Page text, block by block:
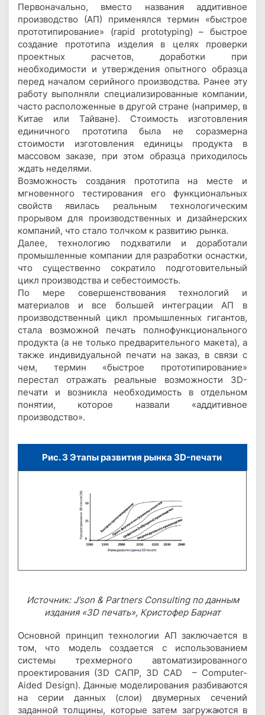
Первоначально, вместо названия аддитивное
производство (АП) применялся термин «быстрое
прототипирование» (rapid prototyping) – быстрое
создание прототипа изделия в целях проверки
проектных расчетов, доработки при
необходимости и утверждения опытного образца
перед началом серийного производства. Ранее эту
работу выполняли специализированные компании,
часто расположенные в другой стране (например, в
Китае или Тайване). Стоимость изготовления
единичного прототипа была не соразмерна
стоимости изготовления единицы продукта в
массовом заказе, при этом образца приходилось
ждать неделями.
Возможность создания прототипа на месте и
мгновенного тестирования его функциональных
свойств явилась реальным технологическим
прорывом для производственных и дизайнерских
компаний, что стало толчком к развитию рынка.
Далее, технологию подхватили и доработали
промышленные компании для разработки оснастки,
что существенно сократило подготовительный
цикл производства и себестоимость.
По мере совершенствования технологий и
материалов и все большей интеграции АП в
производственный цикл промышленных гигантов,
стала возможной печать полнофункционального
продукта (а не только предварительного макета), а
также индивидуальной печати на заказ, в связи с
чем, термин «быстрое прототипирование»
перестал отражать реальные возможности 3D-
печати и возникла необходимость в отдельном
понятии, которое назвали «аддитивное
производство».
Рис. 3 Этапы развития рынка 3D-печати
Источник: J’son & Partners Consulting по данным
издания «3D печать», Кристофер Барнат
Основной принцип технологии АП заключается в
том, что модель создается с использованием
системы трехмерного автоматизированного
проектирования (3D САПР, 3D CAD – Computer-
Aided Design). Данные моделирования разбиваются
на серии данных (слои) двумерных сечений
заданной толщины, которые затем загружаются в